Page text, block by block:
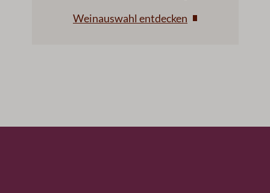
Weinauswahl entdecken